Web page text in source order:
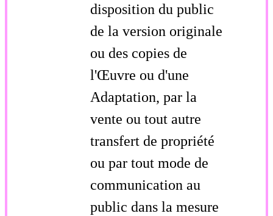
disposition du public
de la version originale
ou des copies de
l'Œuvre ou d'une
Adaptation, par la
vente ou tout autre
transfert de propriété
ou par tout mode de
communication au
public dans la mesure